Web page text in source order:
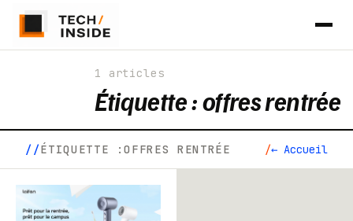
1 articles
Étiquette :offres rentrée
ÉTIQUETTE :OFFRES RENTRÉE ← Accueil